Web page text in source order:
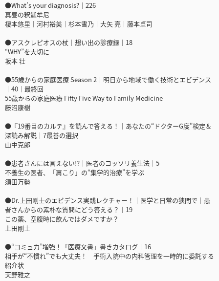
●What’s your diagnosis?｜226
真昼の釈迦牟尼
榎本悠里｜河村裕美｜杉本雪乃｜大矢 亮｜藤本卓司
●アスクレピオスの杖｜想い出の診療録｜18
“WHY”を大切に
坂本 壮
●55歳からの家庭医療 Season 2｜明日から地域で働く技術とエビデンス
｜40｜最終回
55歳からの家庭医療 Fifty Five Way to Family Medicine
藤沼康樹
●『19番目のカルテ』を読んで答える！｜あなたの“ドクターG度”検定＆
深読み解説｜7最善の選択
山中克郎
●患者さんには言えない!?｜医者のコッソリ養生法｜5
不養生の医者、「肩こり」の“集学的治療”を学ぶ
須田万勢
●Dr.上田剛士のエビデンス実践レクチャー！｜医学と日常の狭間で｜患
者さんからの素朴な質問にどう答える？｜19
この薬、空腹時に飲んではダメですか？
上田剛士
●“コミュ力”増強！「医療文書」書きカタログ｜16
相手が“不慣れ”でも大丈夫！ 手術入院中の内科管理を一時的に委託する
紹介状
天野雅之